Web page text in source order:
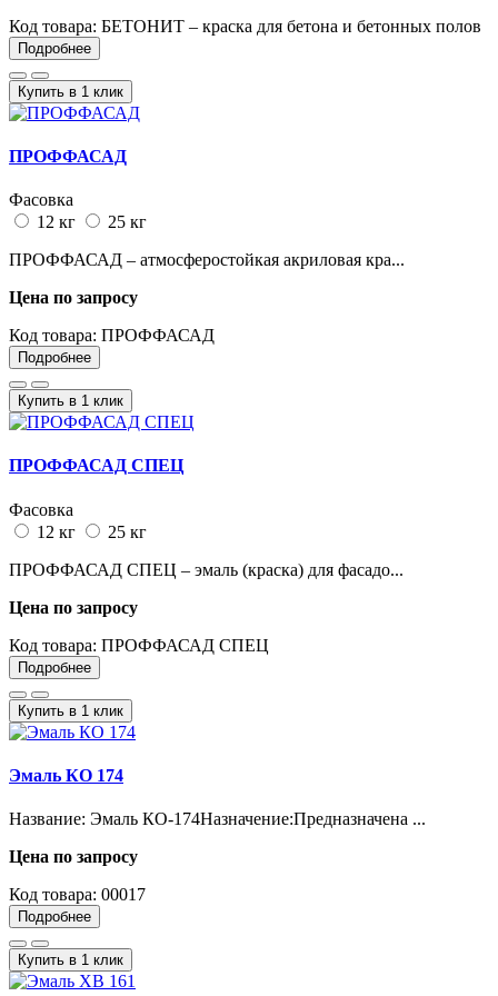
Код товара: БЕТОНИТ – краска для бетона и бетонных полов
Подробнее
Купить в 1 клик
ПРОФФАСАД
Фасовка
12 кг
25 кг
ПРОФФАСАД – атмосферостойкая акриловая кра...
Цена по запросу
Код товара: ПРОФФАСАД
Подробнее
Купить в 1 клик
ПРОФФАСАД СПЕЦ
Фасовка
12 кг
25 кг
ПРОФФАСАД СПЕЦ – эмаль (краска) для фасадо...
Цена по запросу
Код товара: ПРОФФАСАД СПЕЦ
Подробнее
Купить в 1 клик
Эмаль КО 174
Название: Эмаль КО-174Назначение:Предназначена ...
Цена по запросу
Код товара: 00017
Подробнее
Купить в 1 клик